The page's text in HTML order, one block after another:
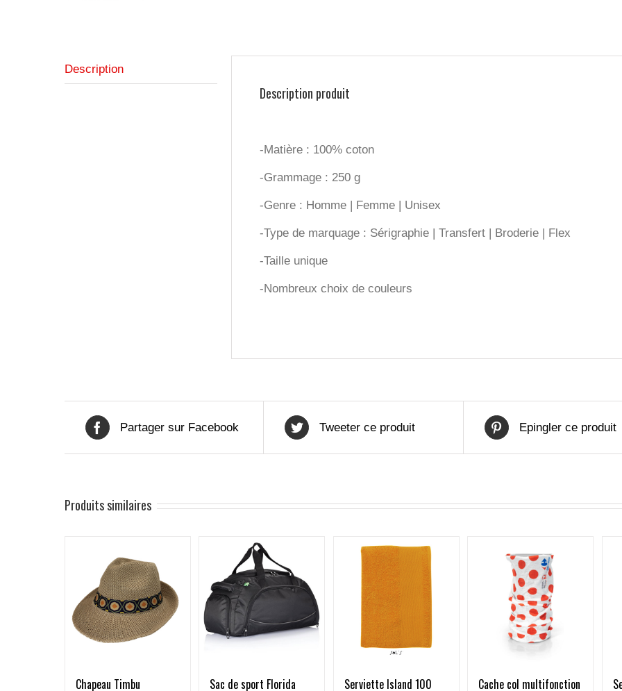
Description
Description produit
-Matière : 100% coton
-Grammage : 250 g
-Genre : Homme | Femme | Unisex
-Type de marquage : Sérigraphie | Transfert | Broderie | Flex
-Taille unique
-Nombreux choix de couleurs
Partager sur Facebook Tweeter ce produit Epingler ce produit
Produits similaires
Chapeau Timbu Sac de sport Florida Serviette Island 100
Cache col multifonction